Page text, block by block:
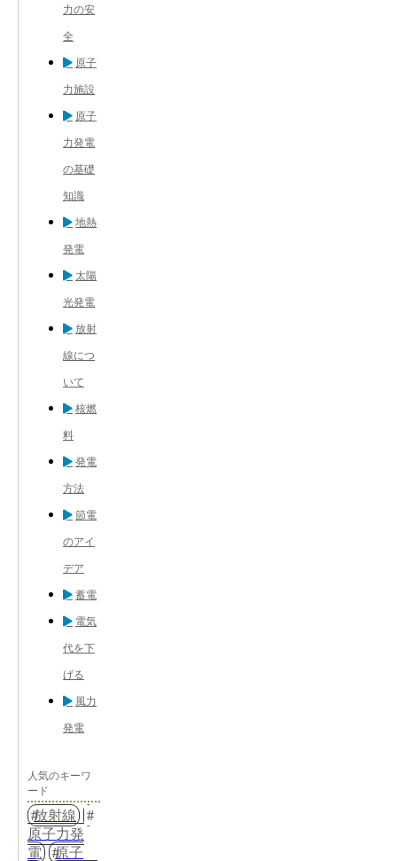
力の安
全
原子
力施設
原子
力発電
の基礎
知識
地熱
発電
太陽
光発電
放射
線につ
いて
核燃
料
発電
方法
節電
のアイ
デア
蓄電
電気
代を下
げる
風力
発電
人気のキーワ
ード
放射線
原子力発
電
原子